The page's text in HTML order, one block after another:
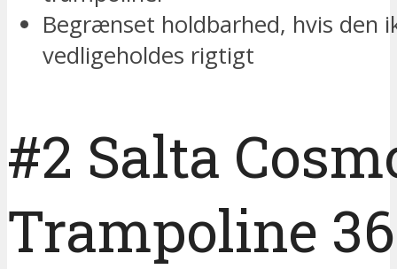
Begrænset holdbarhed, hvis den
vedligeholdes rigtigt
#2 Salta
Trampoline